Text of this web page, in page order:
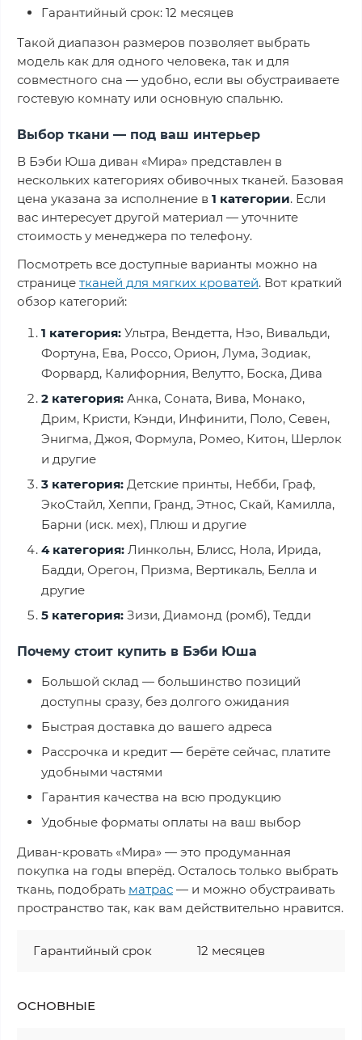
Гарантийный срок: 12 месяцев
Такой диапазон размеров позволяет выбрать
модель как для одного человека, так и для
совместного сна — удобно, если вы обустраиваете
гостевую комнату или основную спальню.
Выбор ткани — под ваш интерьер
В Бэби Юша диван «Мира» представлен в
нескольких категориях обивочных тканей. Базовая
цена указана за исполнение в 1 категории. Если
вас интересует другой материал — уточните
стоимость у менеджера по телефону.
Посмотреть все доступные варианты можно на
странице тканей для мягких кроватей. Вот краткий
обзор категорий:
1 категория: Ультра, Вендетта, Нэо, Вивальди,
Фортуна, Ева, Россо, Орион, Лума, Зодиак,
Форвард, Калифорния, Велутто, Боска, Дива
2 категория: Анка, Соната, Вива, Монако,
Дрим, Кристи, Кэнди, Инфинити, Поло, Севен,
Энигма, Джоя, Формула, Ромео, Китон, Шерлок
и другие
3 категория: Детские принты, Небби, Граф,
ЭкоСтайл, Хеппи, Гранд, Этнос, Скай, Камилла,
Барни (иск. мех), Плюш и другие
4 категория: Линкольн, Блисс, Нола, Ирида,
Бадди, Орегон, Призма, Вертикаль, Белла и
другие
5 категория: Зизи, Диамонд (ромб), Тедди
Почему стоит купить в Бэби Юша
Большой склад — большинство позиций
доступны сразу, без долгого ожидания
Быстрая доставка до вашего адреса
Рассрочка и кредит — берёте сейчас, платите
удобными частями
Гарантия качества на всю продукцию
Удобные форматы оплаты на ваш выбор
Диван-кровать «Мира» — это продуманная
покупка на годы вперёд. Осталось только выбрать
ткань, подобрать матрас — и можно обустраивать
пространство так, как вам действительно нравится.
Гарантийный срок 12 месяцев
ОСНОВНЫЕ